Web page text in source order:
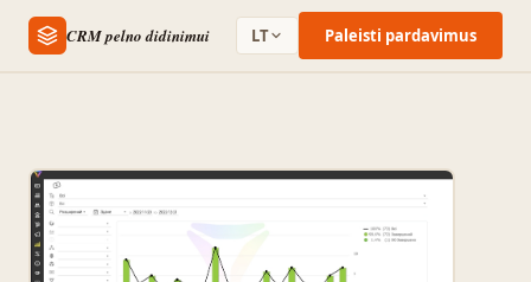
CRM pelno didinimui LT Paleisti pardavimus